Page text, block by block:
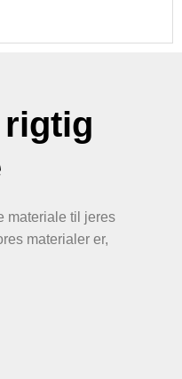
materiale til jeres
materialer er,